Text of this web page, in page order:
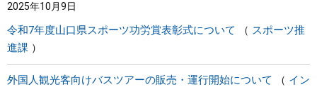
2025年10月9日
令和7年度山口県スポーツ功労賞表彰式について
スポーツ推
進課
外国人観光客向けバスツアーの販売・運行開始について
イン